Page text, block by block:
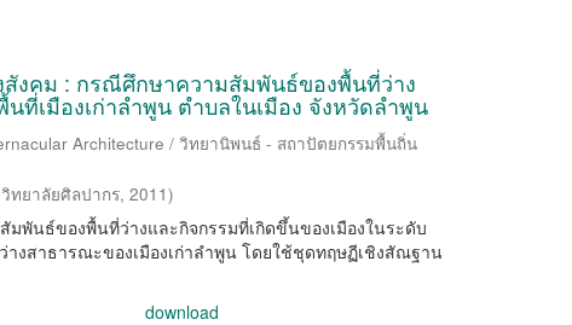
สังคม : กรณีศึกษาความสัมพันธ์ของพื้นที่ว่าง
ที่เมืองเก่าลำพูน ตำบลในเมือง จังหวัดลำพูน
Architecture / วิทยานิพนธ์ - สถาปัตยกรรมพื้นถิ่น
ทยาลัยศิลปากร, 2011)
มพันธ์ของพื้นที่ว่างและกิจกรรมที่เกิดขึ้นของเมืองในระดับ
งสาธารณะของเมืองเก่าลำพูน โดยใช้ชุดทฤษฏีเชิงสัณฐาน
download